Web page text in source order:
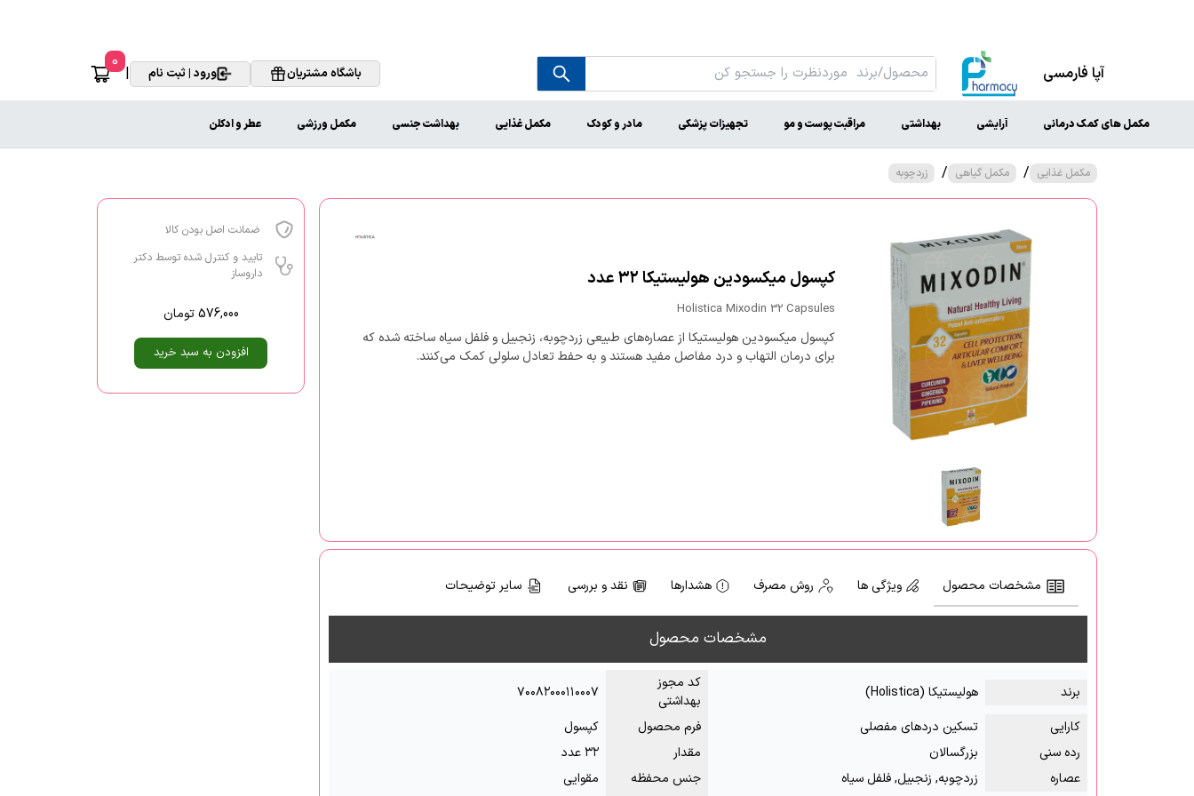
آپا فارمسی باشگاه مشتریان ورود | ثبت نام |
0
مکمل های کمک درمانی آرایشی بهداشتی مراقبت پوست و مو تجهیزات پزشکی مادر و کودک مکمل غذایی بهداشت جنسی مکمل ورزشی عطر و ادکلن
مکمل غذایی / مکمل گیاهی / زردچوبه
کپسول میکسودین هولیستیکا ۳۲ عدد
Holistica Mixodin 32 Capsules
کپسول میکسودین هولیستیکا از عصاره‌های طبیعی زردچوبه، زنجبیل و فلفل سیاه ساخته شده که
برای درمان التهاب و درد مفاصل مفید هستند و به حفط تعادل سلولی کمک می‌کنند.
مشخصات محصول ویژگی ها روش مصرف هشدارها نقد و بررسی سایر توضیحات
مشخصات محصول
برند هولیستیکا (Holistica)
کد مجوز
بهداشتی
۷۰۰۸۲۰۰۰۱۱۰۰۰۷
کارایی
تسکین دردهای مفصلی فرم محصول
کپسول
رده سنی
بزرگسالان مقدار
۳۲ عدد
عصاره
زردچوبه, زنجبیل, فلفل سیاه جنس محفظه
مقوایی
ضمانت اصل بودن کالا
تایید و کنترل شده توسط دکتر
داروساز
576,000 تومان
افزودن به سبد خرید